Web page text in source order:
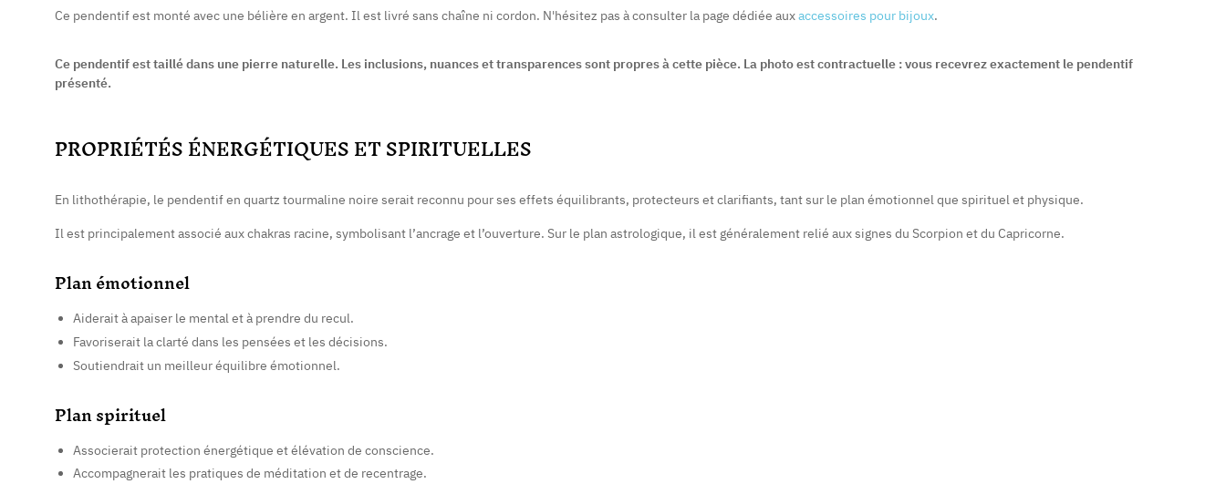
Ce pendentif est monté avec une bélière en argent. Il est livré sans chaîne ni cordon. N'hésitez pas à consulter la page dédiée auxaccessoires pour bijoux.
Ce pendentif est taillé dans une pierre naturelle. Les inclusions, nuances et transparences sont propres à cette pièce. La photo est contractuelle : vous recevrez exactement le pendentif
présenté.
PROPRIÉTÉS ÉNERGÉTIQUES ET SPIRITUELLES
En lithothérapie, le pendentif en quartz tourmaline noire serait reconnu pour ses effets équilibrants, protecteurs et clarifiants, tant sur le plan émotionnel que spirituel et physique.
Il est principalement associé aux chakras racine, symbolisant l’ancrage et l’ouverture. Sur le plan astrologique, il est généralement relié aux signes du Scorpion et du Capricorne.
Plan émotionnel
Aiderait à apaiser le mental et à prendre du recul.
Favoriserait la clarté dans les pensées et les décisions.
Soutiendrait un meilleur équilibre émotionnel.
Plan spirituel
Associerait protection énergétique et élévation de conscience.
Accompagnerait les pratiques de méditation et de recentrage.